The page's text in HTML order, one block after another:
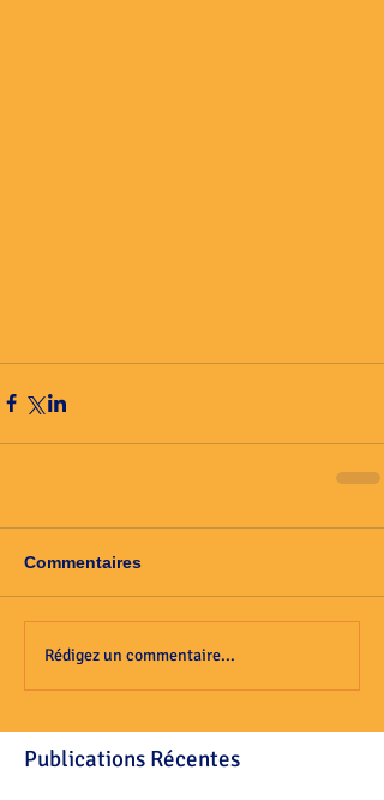
Commentaires
Rédigez un commentaire...
Publications Récentes